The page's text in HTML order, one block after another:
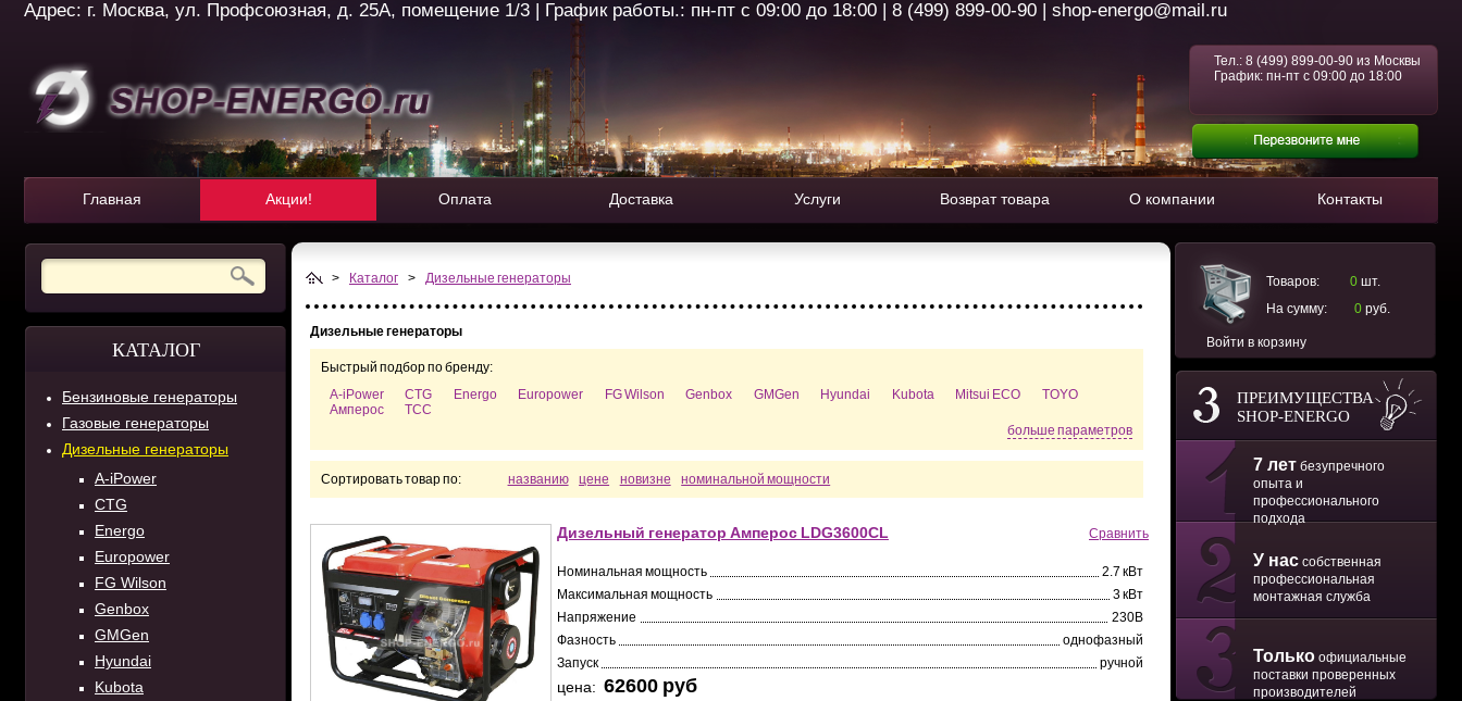
Адрес: г. Москва, ул. Профсоюзная, д. 25А, помещение 1/3 | График работы.: пн-пт с 09:00 до 18:00 | 8 (499) 899-00-90 | shop-energo@mail.ru
Тел.: 8 (499) 899-00-90 из Москвы
График: пн-пт с 09:00 до 18:00
Главная Акции! Оплата Доставка Услуги Возврат товара О компании Контакты
КАТАЛОГ
Бензиновые генераторы
Газовые генераторы
Дизельные генераторы
A-iPower
CTG
Energo
Europower
FG Wilson
Genbox
GMGen
Hyundai
Kubota
Товаров: 0 шт.
На сумму:
0 руб.
Войти в корзину
ПРЕИМУЩЕСТВА
SHOP-ENERGO
7 лет безупречного
опыта и
профессионального
подхода
У нас собственная
профессиональная
монтажная служба
Только официальные
поставки проверенных
производителей
> Каталог > Дизельные генераторы
Дизельные генераторы
Быстрый подбор по бренду:
A-iPower
CTG Energo Europower FG Wilson Genbox GMGen Hyundai Kubota Mitsui ECO
TOYO
Амперос
ТСС
больше параметров
Сортировать товар по: названию цене новизне номинальной мощности
Дизельный генератор Амперос LDG3600СL Сравнить
Номинальная мощность
2.7 кВт
Максимальная мощность
3 кВт
Напряжение
230В
Фазность
однофазный
Запуск
ручной
цена: 62600 pуб